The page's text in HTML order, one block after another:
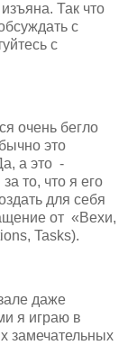
Так что
с
с
очень бегло
это
а это -
то, что я его
для себя
от «Вехи,
Tasks).
даже
я играю в
замечательных